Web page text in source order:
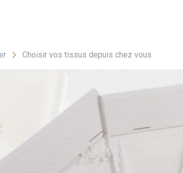
Choisir vos tissus depuis chez vous